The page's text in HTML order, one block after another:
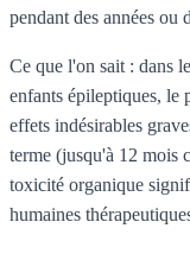
pendant des années ou
Ce que l'on sait : dans
enfants épileptiques, le
effets indésirables
terme (jusqu'à 12 mois
toxicité organique
humaines